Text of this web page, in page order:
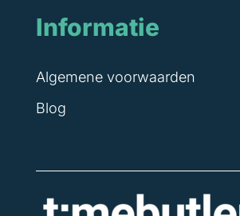
Informatie
Algemene voorwaarden
Blog